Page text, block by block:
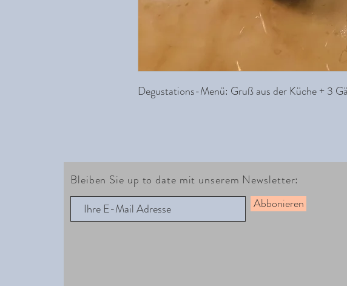
Degustations-Menü: Gruß aus der Küche + 3
Bleiben Sie up to date mit unserem Newsletter:
Abbonieren